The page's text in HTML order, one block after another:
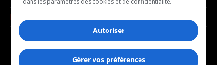
NOUVELLES
- Affaires municipales
- Communauté / Social
MUSIQUE
- Décompte franco
- Joué récemment
Autoriser
Gérer vos préférences